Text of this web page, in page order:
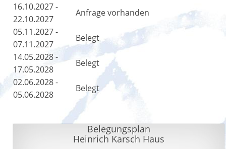
16.10.2027 -
22.10.2027
Anfrage vorhanden
05.11.2027 -
07.11.2027
Belegt
14.05.2028 -
17.05.2028
Belegt
02.06.2028 -
05.06.2028
Belegt
Belegungsplan
Heinrich Karsch Haus